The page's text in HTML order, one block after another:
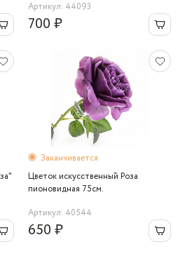
Артикул: 44093
700 ₽
Заканчивается
Цветок искусственный Роза
пионовидная 75см.
Артикул: 40544
650 ₽